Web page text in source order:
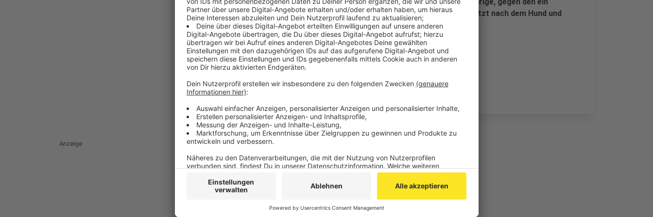
Haftbefehl vorlag, wurde festgenommen. Die Polizei sucht jetzt nach dem Hund und
dessen Besitzern, um sich für die Hilfe zu bedanken.
Veröffentlicht:Montag, 15.11.2021 06:20
Anzeige
Anzeige